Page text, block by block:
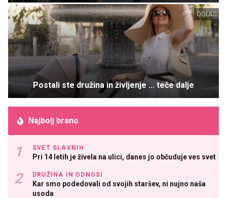
OGLAS
Postali ste družina in življenje ... teče dalje
Najbolj brano
SVET SLAVNIH
Pri 14 letih je živela na ulici, danes jo občuduje ves svet
DRUŽINA IN ODNOSI
Kar smo podedovali od svojih staršev, ni nujno naša
usoda